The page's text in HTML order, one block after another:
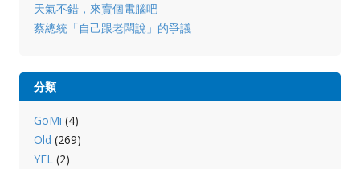
天氣不錯，來賣個電腦吧
蔡總統「自己跟老闆說」的爭議
分類
GoMi (4)
Old (269)
YFL (2)